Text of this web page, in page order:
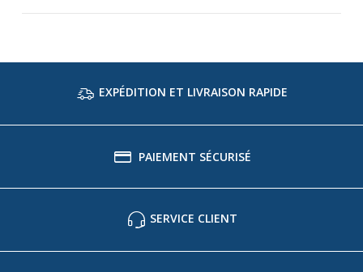
EXPÉDITION ET LIVRAISON RAPIDE
PAIEMENT SÉCURISÉ
SERVICE CLIENT